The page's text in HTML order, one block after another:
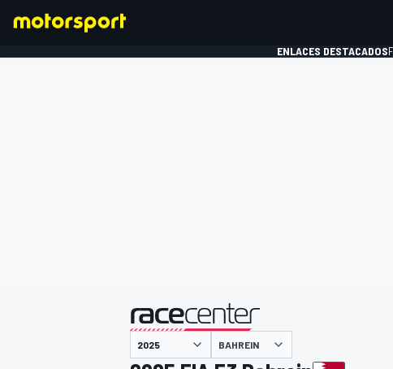
ENLACES DESTACADOS
presentado por
BAHREIN